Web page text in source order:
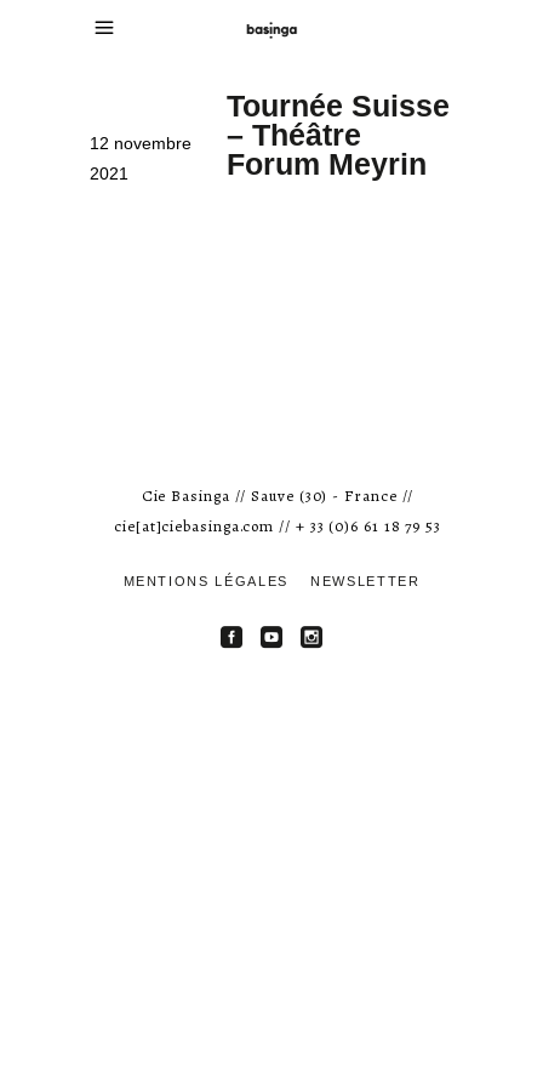
12 novembre
2021
Tournée Suisse
– Théâtre
Forum Meyrin
Cie Basinga // Sauve (30) - France //
cie[at]ciebasinga.com // + 33 (0)6 61 18 79 53
MENTIONS LÉGALES NEWSLETTER